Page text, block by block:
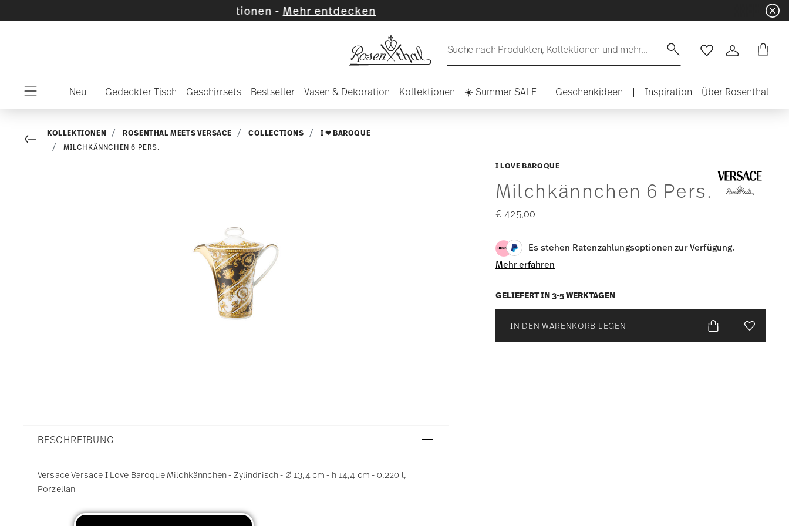
Mehr entdecken
Suche nach Produkten, Kollektionen und mehr... WishlistAnmelden
Neu Gedeckter Tisch Geschirrsets Bestseller Vasen & Dekoration Kollektionen ☀️ Summer SALE Geschenkideen | Inspiration Über Rosenthal
I LOVE BAROQUE
Milchkännchen 6 Pers.
€ 425,00
Es stehen Ratenzahlungsoptionen zur Verfügung.
Mehr erfahren
GELIEFERT IN 3-5 WERKTAGEN
IN DEN WARENKORB LEGEN Add To
Go backKOLLEKTIONEN ROSENTHAL MEETS VERSACE COLLECTIONS I ❤ BAROQUE
MILCHKÄNNCHEN 6 PERS.
BESCHREIBUNG
Versace Versace I Love Baroque Milchkännchen - Zylindrisch - Ø 13,4 cm - h 14,4 cm - 0,220 l,
Porzellan